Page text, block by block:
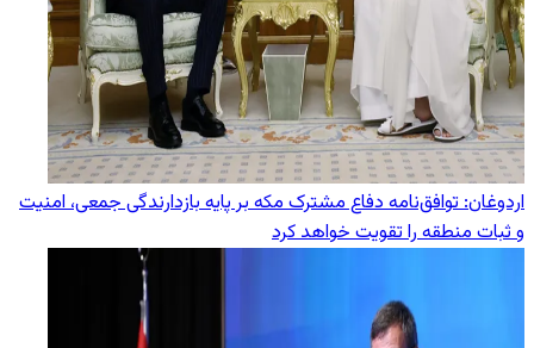
اردوغان: توافق‌نامه دفاع مشترک مکه بر پایه بازدارندگی جمعی، امنیت
و ثبات منطقه را تقویت خواهد کرد